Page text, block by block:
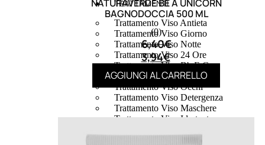
TRATTAMENTI
Trattamento Viso Antieta
Trattamento Viso Giorno
Trattamento Viso Notte
Trattamento Viso 24 Ore
Trattamento Viso Bb E Cc
Cream
Trattamento Viso Occhi
Trattamento Viso Detergenza
Trattamento Viso Maschere
Trattamento Viso Idratante
NATURAVERDE BE A UNICORN
BAGNODOCCIA 500 ML
(0)
6,40€
3,94€
AGGIUNGI AL CARRELLO